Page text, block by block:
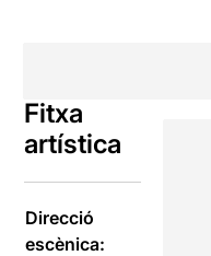
Fitxa
artística
Direcció
escènica: